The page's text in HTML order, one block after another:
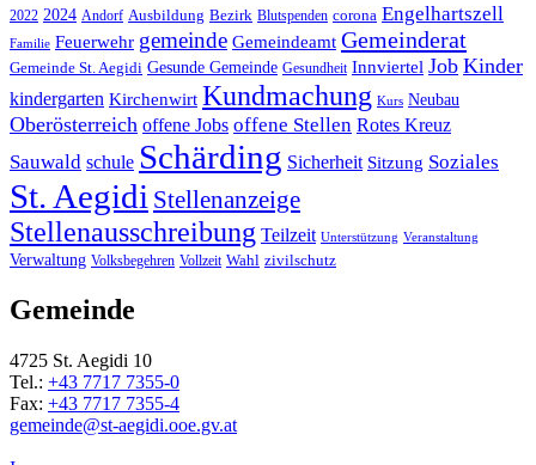
2022 2024 Andorf Ausbildung Bezirk Blutspenden corona Engelhartszell
Familie Feuerwehr gemeinde Gemeindeamt Gemeinderat
Gemeinde St. Aegidi Gesunde Gemeinde Gesundheit Innviertel Job Kinder
kindergarten Kirchenwirt Kundmachung Kurs Neubau
Oberösterreich offene Jobs offene Stellen Rotes Kreuz
Sauwald schule Schärding Sicherheit Sitzung Soziales
St. Aegidi Stellenanzeige
Stellenausschreibung Teilzeit Unterstützung Veranstaltung
Verwaltung Volksbegehren Vollzeit Wahl zivilschutz
Gemeinde
4725 St. Aegidi 10
Tel.: +43 7717 7355-0
Fax: +43 7717 7355-4
gemeinde@st-aegidi.ooe.gv.at